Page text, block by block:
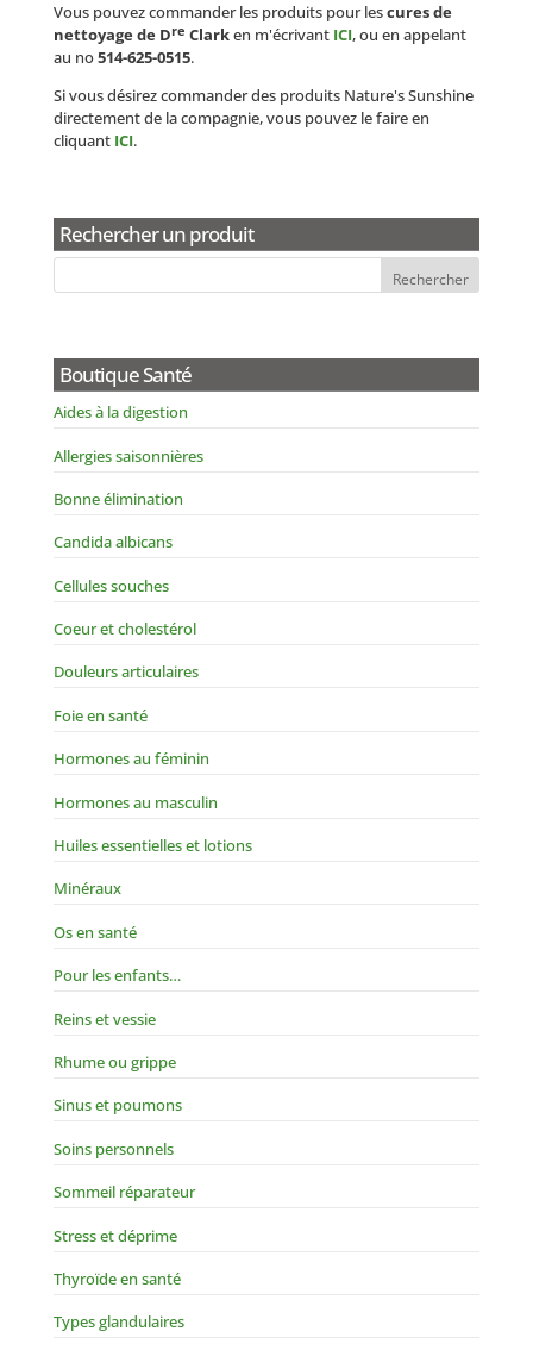
Vous pouvez commander les produits pour lescures de
nettoyage de Dre Clarken m'écrivant ICI, ou en appelant
au no514-625-0515.
Si vous désirez commander des produits Nature's Sunshine
directement de la compagnie, vous pouvez le faire en
cliquant ICI.
Rechercher un produit
Boutique Santé
Aides à la digestion
Allergies saisonnières
Bonne élimination
Candida albicans
Cellules souches
Coeur et cholestérol
Douleurs articulaires
Foie en santé
Hormones au féminin
Hormones au masculin
Huiles essentielles et lotions
Minéraux
Os en santé
Pour les enfants…
Reins et vessie
Rhume ou grippe
Sinus et poumons
Soins personnels
Sommeil réparateur
Stress et déprime
Thyroïde en santé
Types glandulaires